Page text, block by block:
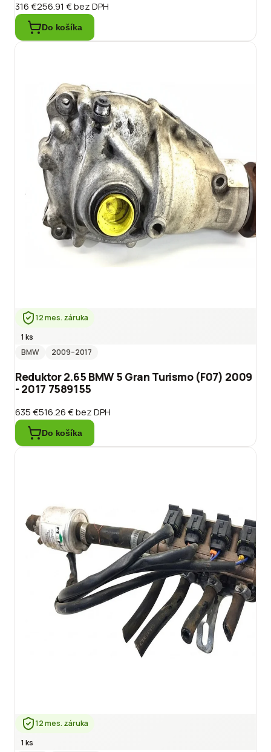
316 €256.91 €bez DPH
Do košíka
12 mes. záruka
1 ks
BMW
2009–2017
Reduktor 2.65 BMW 5 Gran Turismo (F07) 2009
- 2017 7589155
635 €516.26 €bez DPH
Do košíka
12 mes. záruka
1 ks